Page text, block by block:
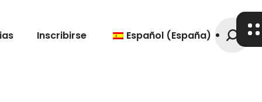
Inscribirse Español (España)